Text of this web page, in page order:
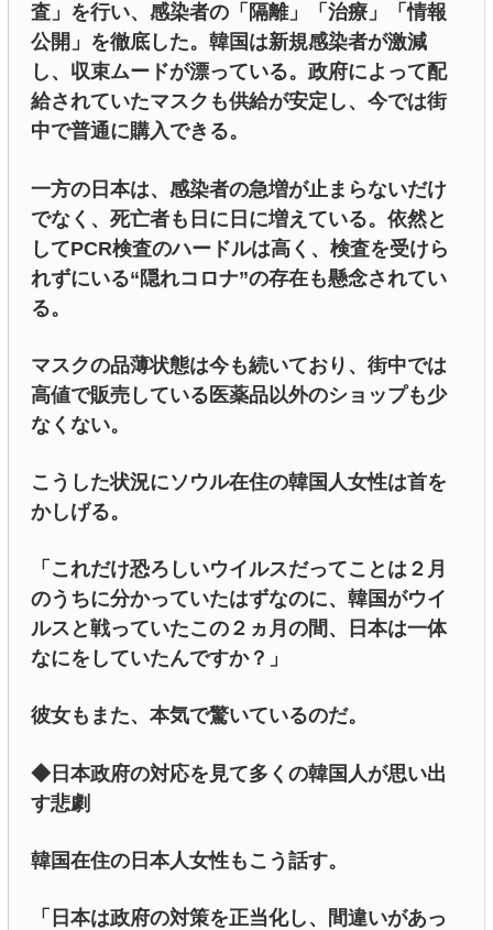
査」を行い、感染者の「隔離」「治療」「情報
公開」を徹底した。韓国は新規感染者が激減
し、収束ムードが漂っている。政府によって配
給されていたマスクも供給が安定し、今では街
中で普通に購入できる。
一方の日本は、感染者の急増が止まらないだけ
でなく、死亡者も日に日に増えている。依然と
してPCR検査のハードルは高く、検査を受けら
れずにいる“隠れコロナ”の存在も懸念されてい
る。
マスクの品薄状態は今も続いており、街中では
高値で販売している医薬品以外のショップも少
なくない。
こうした状況にソウル在住の韓国人女性は首を
かしげる。
「これだけ恐ろしいウイルスだってことは２月
のうちに分かっていたはずなのに、韓国がウイ
ルスと戦っていたこの２ヵ月の間、日本は一体
なにをしていたんですか？」
彼女もまた、本気で驚いているのだ。
◆日本政府の対応を見て多くの韓国人が思い出
す悲劇
韓国在住の日本人女性もこう話す。
「日本は政府の対策を正当化し、間違いがあっ